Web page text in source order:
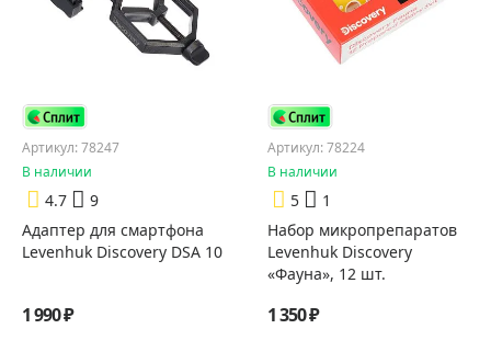
Артикул: 78247
В наличии
4.7
9
Адаптер для смартфона
Levenhuk Discovery DSA 10
1 990 ₽
Артикул: 78224
В наличии
5
1
Набор микропрепаратов
Levenhuk Discovery
«Фауна», 12 шт.
1 350 ₽